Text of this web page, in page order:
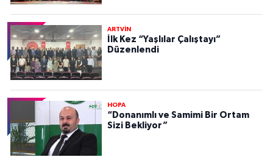
ARTVİN
İlk Kez “Yaşlılar Çalıştayı”
Düzenlendi
HOPA
“Donanımlı ve Samimi Bir Ortam
Sizi Bekliyor”